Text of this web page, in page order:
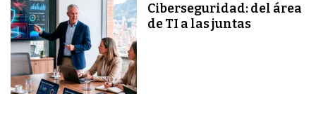
Ciberseguridad: del área
de TI a las juntas